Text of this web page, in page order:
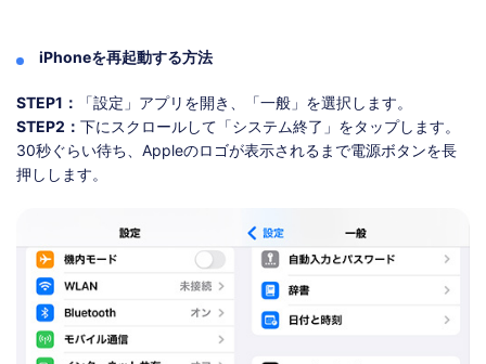
iPhoneを再起動する方法
STEP1：
「設定」アプリを開き、「一般」を選択します。
STEP2： 下にスクロールして「システム終了」をタップします。
30秒ぐらい待ち、Appleのロゴが表示されるまで電源ボタンを長
押しします。